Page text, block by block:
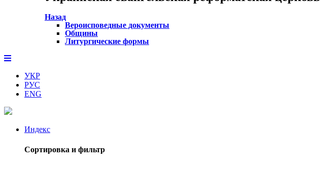
Назад
Вероисповедные документы
Общины
Литургические формы
УКР
РУС
ENG
Индекс
Сортировка и фильтр